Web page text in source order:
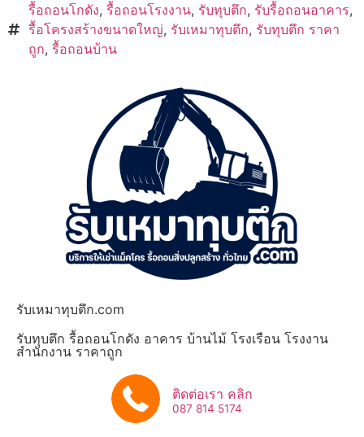
รื้อถอนโกดัง, รื้อถอนโรงงาน, รับทุบตึก, รับรื้อถอนอาคาร,
รื้อโครงสร้างขนาดใหญ่, รับเหมาทุบตึก, รับทุบตึก ราคา
ถูก, รื้อถอนบ้าน
รับเหมาทุบตึก.com
รับทุบตึก รื้อถอนโกดัง อาคาร บ้านไม้ โรงเรือน โรงงาน
สำนักงาน ราคาถูก
ติดต่อเรา คลิก
087 814 5174